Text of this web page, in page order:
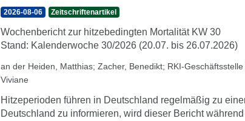
2026-08-06 Zeitschriftenartikel
Wochenbericht zur hitzebedingten Mortalität KW 30
Stand: Kalenderwoche 30/2026 (20.07. bis 26.07.2026)
an der Heiden, Matthias; Zacher, Benedikt; RKI-
Viviane
Hitzeperioden führen in Deutschland regelmäßig zu
Deutschland zu informieren, wird dieser Bericht